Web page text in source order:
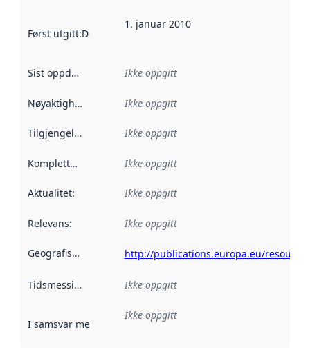
Først utgitt:Denne datoen sier når dataene i dette
1. januar 2010
Sist oppdatert Ikke oppgitt
Nøyaktighet Ikke oppgitt
Tilgjengelighet Ikke oppgitt
Kompletthet Ikke oppgitt
Aktualitet: Ikke oppgitt
Relevans: Ikke oppgitt
Geografisk avgrensning :
http://publications.europa.eu/
Tidsmessig avgrensning :
Ikke oppgitt
I samsvar med Referanse til en implementasjonsregel
Ikke oppgitt